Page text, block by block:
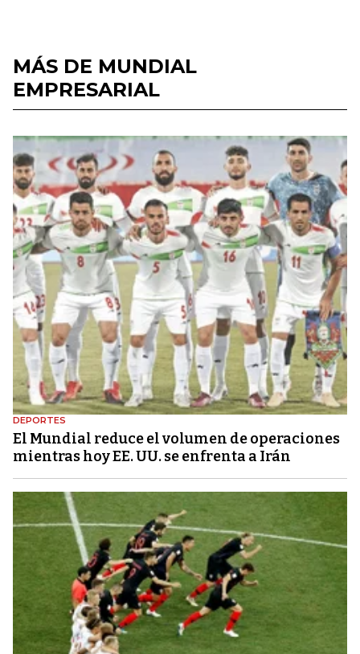
MÁS DE MUNDIAL
EMPRESARIAL
DEPORTES
El Mundial reduce el volumen de operaciones
mientras hoy EE. UU. se enfrenta a Irán